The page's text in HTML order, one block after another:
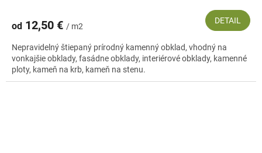
od 12,50 € / m2
DETAIL
Nepravidelný štiepaný prírodný kamenný obklad, vhodný na
vonkajšie obklady, fasádne obklady, interiérové obklady, kamenné
ploty, kameň na krb, kameň na stenu.